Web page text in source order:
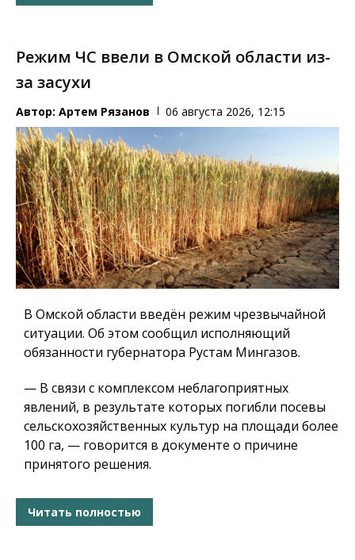
Режим ЧС ввели в Омской области из-
за засухи
Автор: Артем Рязанов 06 августа 2026, 12:15
В Омской области введён режим чрезвычайной
ситуации. Об этом сообщил исполняющий
обязанности губернатора Рустам Мингазов.
— В связи с комплексом неблагоприятных
явлений, в результате которых погибли посевы
сельскохозяйственных культур на площади более
100 га, — говорится в документе о причине
принятого решения.
Читать полностью